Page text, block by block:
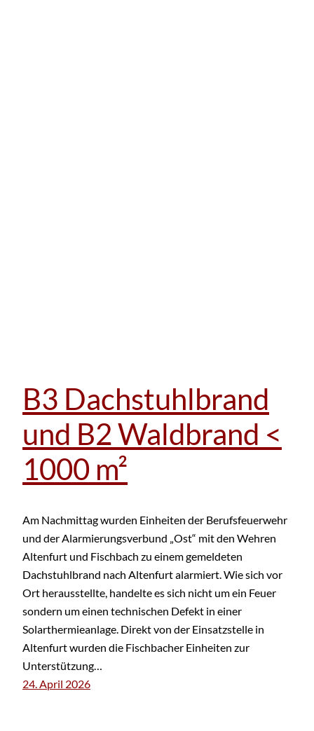
B3 Dachstuhlbrand
und B2 Waldbrand <
1000 m²
Am Nachmittag wurden Einheiten der Berufsfeuerwehr
und der Alarmierungsverbund „Ost“ mit den Wehren
Altenfurt und Fischbach zu einem gemeldeten
Dachstuhlbrand nach Altenfurt alarmiert. Wie sich vor
Ort herausstellte, handelte es sich nicht um ein Feuer
sondern um einen technischen Defekt in einer
Solarthermieanlage. Direkt von der Einsatzstelle in
Altenfurt wurden die Fischbacher Einheiten zur
Unterstützung…
24. April 2026